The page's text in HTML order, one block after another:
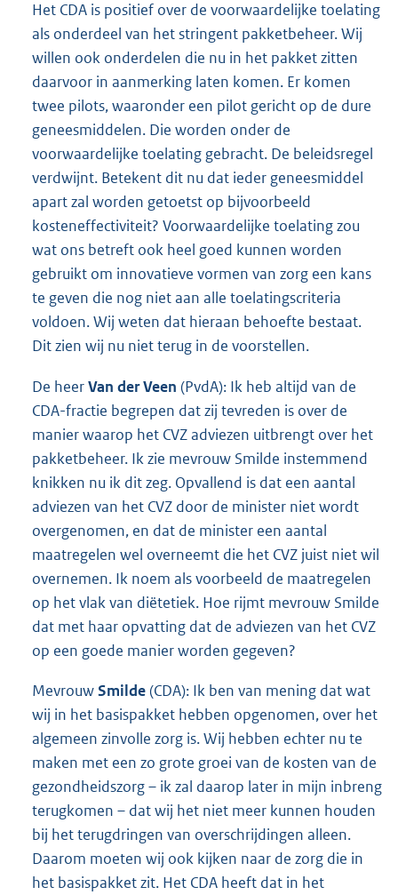
Het CDA is positief over de voorwaardelijke toelating
als onderdeel van het stringent pakketbeheer. Wij
willen ook onderdelen die nu in het pakket zitten
daarvoor in aanmerking laten komen. Er komen
twee pilots, waaronder een pilot gericht op de dure
geneesmiddelen. Die worden onder de
voorwaardelijke toelating gebracht. De beleidsregel
verdwijnt. Betekent dit nu dat ieder geneesmiddel
apart zal worden getoetst op bijvoorbeeld
kosteneffectiviteit? Voorwaardelijke toelating zou
wat ons betreft ook heel goed kunnen worden
gebruikt om innovatieve vormen van zorg een kans
te geven die nog niet aan alle toelatingscriteria
voldoen. Wij weten dat hieraan behoefte bestaat.
Dit zien wij nu niet terug in de voorstellen.
De heerVan der Veen (PvdA): Ik heb altijd van de
CDA-fractie begrepen dat zij tevreden is over de
manier waarop het CVZ adviezen uitbrengt over het
pakketbeheer. Ik zie mevrouw Smilde instemmend
knikken nu ik dit zeg. Opvallend is dat een aantal
adviezen van het CVZ door de minister niet wordt
overgenomen, en dat de minister een aantal
maatregelen wel overneemt die het CVZ juist niet wil
overnemen. Ik noem als voorbeeld de maatregelen
op het vlak van diëtetiek. Hoe rijmt mevrouw Smilde
dat met haar opvatting dat de adviezen van het CVZ
op een goede manier worden gegeven?
MevrouwSmilde(CDA): Ik ben van mening dat wat
wij in het basispakket hebben opgenomen, over het
algemeen zinvolle zorg is. Wij hebben echter nu te
maken met een zo grote groei van de kosten van de
gezondheidszorg – ik zal daarop later in mijn inbreng
terugkomen – dat wij het niet meer kunnen houden
bij het terugdringen van overschrijdingen alleen.
Daarom moeten wij ook kijken naar de zorg die in
het basispakket zit. Het CDA heeft dat in het